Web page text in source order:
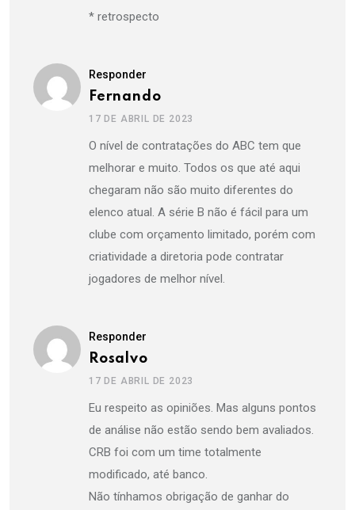
* retrospecto
Responder
Fernando
17 DE ABRIL DE 2023
O nível de contratações do ABC tem que
melhorar e muito. Todos os que até aqui
chegaram não são muito diferentes do
elenco atual. A série B não é fácil para um
clube com orçamento limitado, porém com
criatividade a diretoria pode contratar
jogadores de melhor nível.
Responder
Rosalvo
17 DE ABRIL DE 2023
Eu respeito as opiniões. Mas alguns pontos
de análise não estão sendo bem avaliados.
CRB foi com um time totalmente
modificado, até banco.
Não tínhamos obrigação de ganhar do